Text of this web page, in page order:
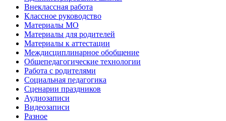
Внеклассная работа
Классное руководство
Материалы МО
Материалы для родителей
Материалы к аттестации
Междисциплинарное обобщение
Общепедагогические технологии
Работа с родителями
Социальная педагогика
Сценарии праздников
Аудиозаписи
Видеозаписи
Разное